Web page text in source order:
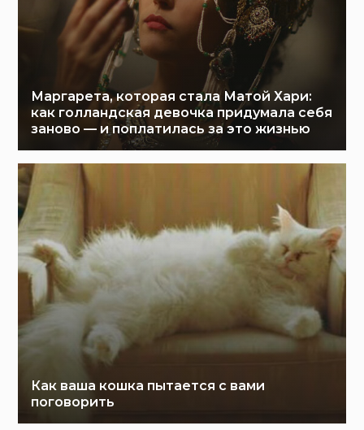
Маргарета, которая стала Матой Хари:
как голландская девочка придумала себя
заново — и поплатилась за это жизнью
Как ваша кошка пытается с вами
поговорить